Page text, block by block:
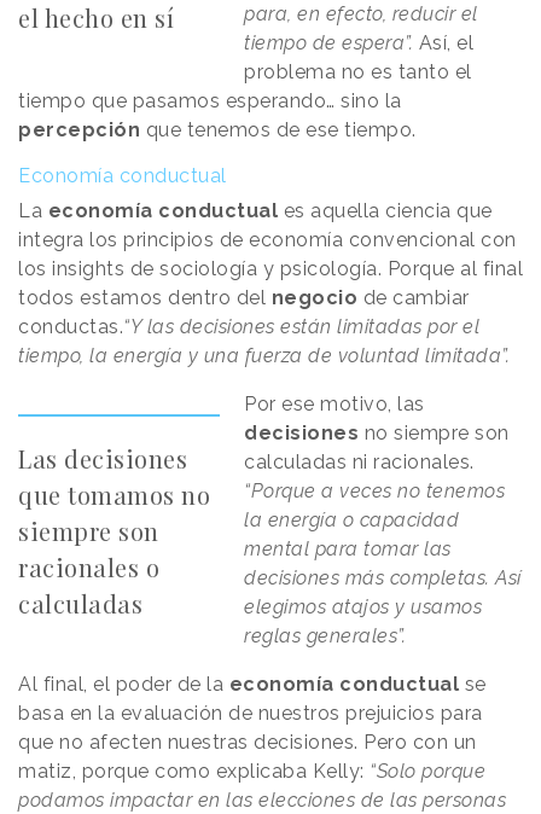
el hecho en sí
para, en efecto, reducir el
tiempo de espera”. Así, el
problema no es tanto el
tiempo que pasamos esperando… sino la
percepción que tenemos de ese tiempo.
Economía conductual
La economía conductual es aquella ciencia que
integra los principios de economía convencional con
los insights de sociología y psicología. Porque al final
todos estamos dentro del negocio de cambiar
conductas.“Y las decisiones están limitadas por el
tiempo, la energía y una fuerza de voluntad limitada”.
Las decisiones
que tomamos no
siempre son
racionales o
calculadas
Por ese motivo, las
decisiones no siempre son
calculadas ni racionales.
“Porque a veces no tenemos
la energía o capacidad
mental para tomar las
decisiones más completas. Así
elegimos atajos y usamos
reglas generales”.
Al final, el poder de la economía conductual se
basa en la evaluación de nuestros prejuicios para
que no afecten nuestras decisiones. Pero con un
matiz, porque como explicaba Kelly: “Solo porque
podamos impactar en las elecciones de las personas